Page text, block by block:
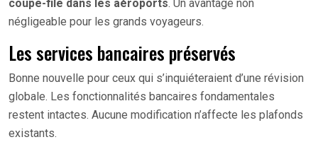
coupe-file dans les aéroports. Un avantage non
négligeable pour les grands voyageurs.
Les services bancaires préservés
Bonne nouvelle pour ceux qui s’inquiéteraient d’une révision
globale. Les fonctionnalités bancaires fondamentales
restent intactes. Aucune modification n’affecte les plafonds
existants.